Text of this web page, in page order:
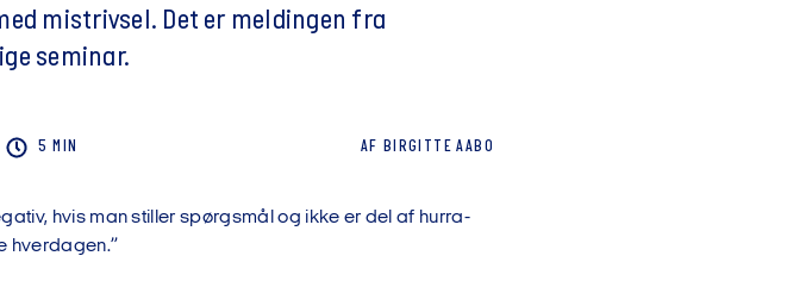
mistrivsel. Det er meldingen fra
seminar.
5 MIN AF BIRGITTEAABO
hvis man stiller spørgsmål og ikke er del af hurra-
hverdagen.”